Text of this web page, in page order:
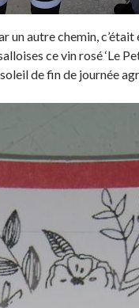
un autre chemin,
ce vin rosé ‘Le
de fin de journée